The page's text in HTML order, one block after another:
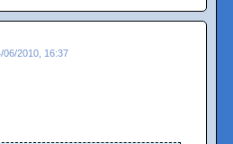
06/2010, 16:37